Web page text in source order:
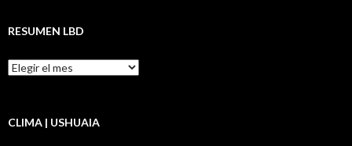
RESUMEN LBD
Resumen
LBD
CLIMA | USHUAIA